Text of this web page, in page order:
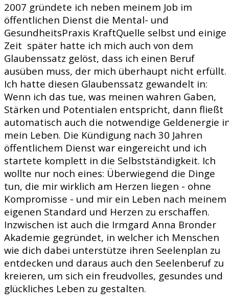
2007 gründete ich neben meinem Job im
öffentlichen Dienst die Mental- und
GesundheitsPraxis KraftQuelle selbst und einige
Zeit später hatte ich mich auch von dem
Glaubenssatz gelöst, dass ich einen Beruf
ausüben muss, der mich überhaupt nicht erfüllt.
Ich hatte diesen Glaubenssatz gewandelt in:
Wenn ich das tue, was meinen wahren Gaben,
Stärken und Potentialen entspricht, dann fließt
automatisch auch die notwendige Geldenergie
mein Leben. Die Kündigung nach 30 Jahren
öffentlichem Dienst war eingereicht und ich
startete komplett in die Selbstständigkeit. Ich
wollte nur noch eines: Überwiegend die Dinge
tun, die mir wirklich am Herzen liegen - ohne
Kompromisse - und mir ein Leben nach meinem
eigenen Standard und Herzen zu erschaffen.
Inzwischen ist auch die Irmgard Anna Bronder
Akademie gegründet, in welcher ich Menschen
wie dich dabei unterstütze ihren Seelenplan zu
entdecken und daraus auch den Seelenberuf zu
kreieren, um sich ein freudvolles, gesundes und
glückliches Leben zu gestalten.